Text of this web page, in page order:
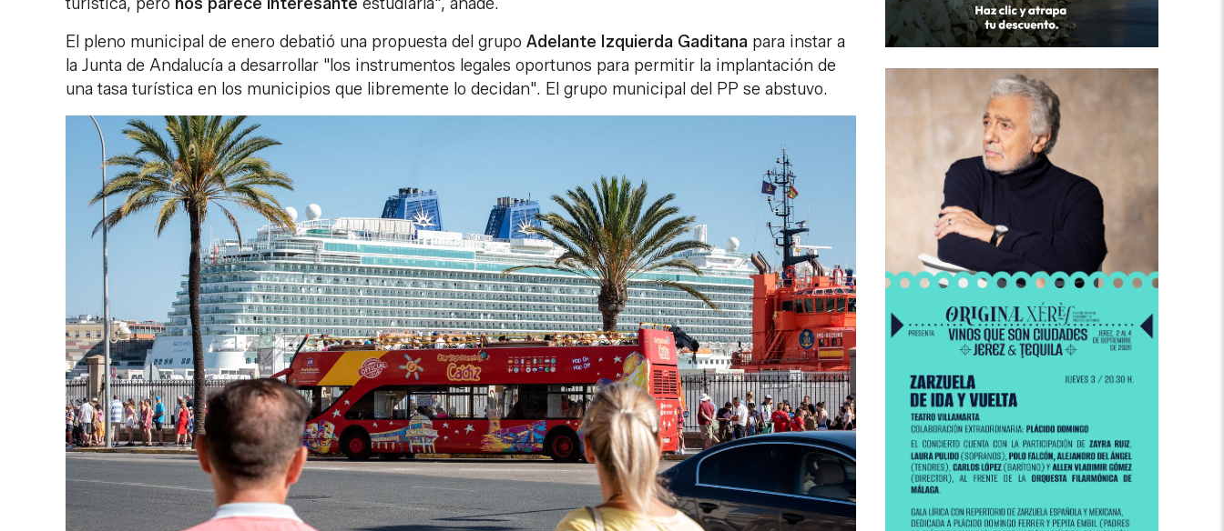
El pleno municipal de enero debatió una propuesta del grupo Adelante Izquierda Gaditana para instar a
la Junta de Andalucía a desarrollar "los instrumentos legales oportunos para permitir la implantación de
una tasa turística en los municipios que libremente lo decidan". El grupo municipal del PP se abstuvo.